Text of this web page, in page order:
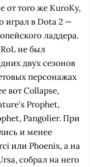
от того же KuroKy,
играл в Dota 2 —
ладдера.
не был
двух сезонов
персонажах
вот Collapse,
Prophet,
Pangolier. При
и менее
или Phoenix, а на
собрал на него